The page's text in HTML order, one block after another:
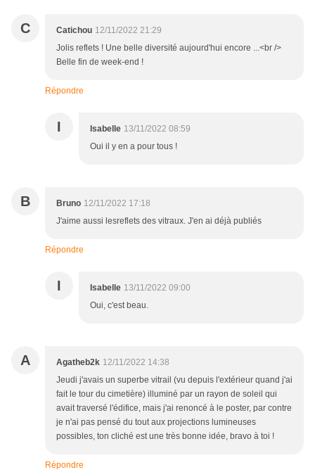
C Catichou 12/11/2022 21:29
Jolis reflets ! Une belle diversité aujourd'hui encore ...<br />
Belle fin de week-end !
Répondre
I Isabelle 13/11/2022 08:59
Oui il y en a pour tous !
B Bruno 12/11/2022 17:18
J'aime aussi lesreflets des vitraux. J'en ai déjà publiés
Répondre
I Isabelle 13/11/2022 09:00
Oui, c'est beau.
A Agatheb2k 12/11/2022 14:38
Jeudi j'avais un superbe vitrail (vu depuis l'extérieur quand j'ai
fait le tour du cimetière) illuminé par un rayon de soleil qui
avait traversé l'édifice, mais j'ai renoncé à le poster, par contre
je n'ai pas pensé du tout aux projections lumineuses
possibles, ton cliché est une très bonne idée, bravo à toi !
Répondre